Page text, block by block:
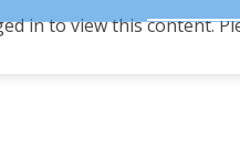
in to view this content.